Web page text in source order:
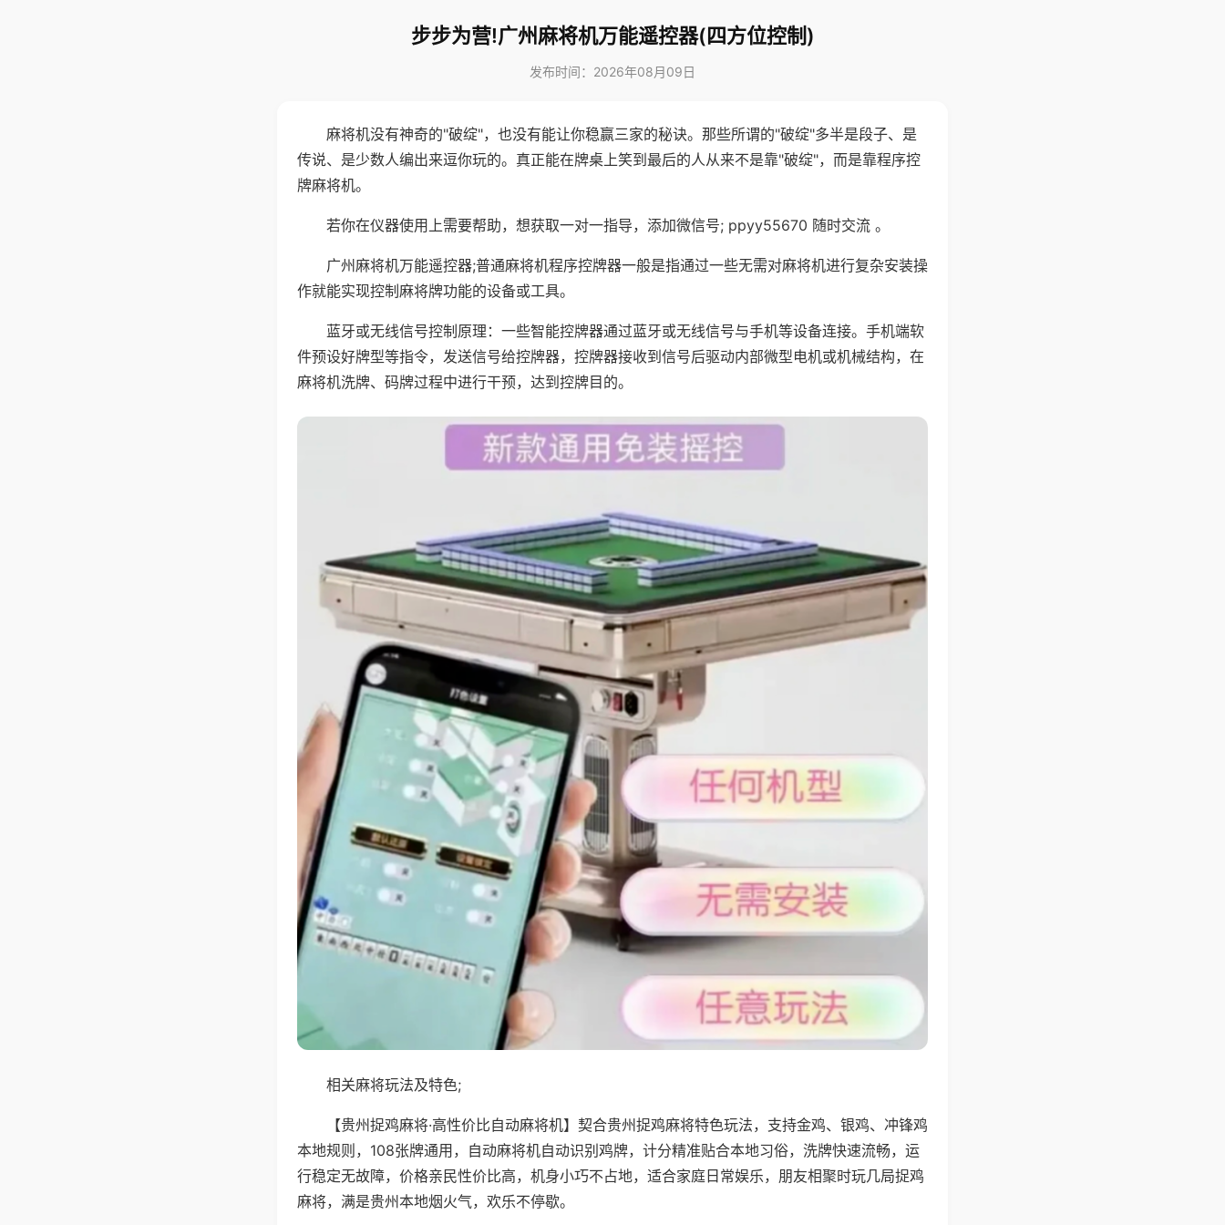
步步为营!广州麻将机万能遥控器(四方位控制)
发布时间：2026年08月09日
麻将机没有神奇的"破绽"，也没有能让你稳赢三家的秘诀。那些所谓的"破绽"多半是段子、是
传说、是少数人编出来逗你玩的。真正能在牌桌上笑到最后的人从来不是靠"破绽"，而是靠程序控
牌麻将机。
若你在仪器使用上需要帮助，想获取一对一指导，添加微信号; ppyy55670 随时交流 。
广州麻将机万能遥控器;普通麻将机程序控牌器一般是指通过一些无需对麻将机进行复杂安装操
作就能实现控制麻将牌功能的设备或工具。
蓝牙或无线信号控制原理：一些智能控牌器通过蓝牙或无线信号与手机等设备连接。手机端软
件预设好牌型等指令，发送信号给控牌器，控牌器接收到信号后驱动内部微型电机或机械结构，在
麻将机洗牌、码牌过程中进行干预，达到控牌目的。
相关麻将玩法及特色;
【贵州捉鸡麻将·高性价比自动麻将机】契合贵州捉鸡麻将特色玩法，支持金鸡、银鸡、冲锋鸡
本地规则，108张牌通用，自动麻将机自动识别鸡牌，计分精准贴合本地习俗，洗牌快速流畅，运
行稳定无故障，价格亲民性价比高，机身小巧不占地，适合家庭日常娱乐，朋友相聚时玩几局捉鸡
麻将，满是贵州本地烟火气，欢乐不停歇。